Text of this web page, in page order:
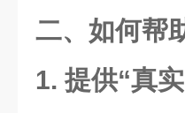
二、如何帮
1. 提供“真